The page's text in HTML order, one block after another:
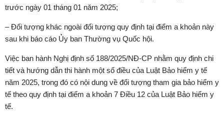
trước ngày 01 tháng 01 năm 2025;
– Đối tượng khác ngoài đối tượng quy định tại điểm a khoản này
sau khi báo cáo Ủy ban Thường vụ Quốc hội.
Việc ban hành Nghị định số 188/2025/NĐ-CP nhằm quy định chi
tiết và hướng dẫn thi hành một số điều của Luật Bảo hiểm y tế
năm 2025, trong đó có nội dung về đối tượng tham gia bảo hiểm y
tế theo quy định tại điểm a khoản 7 Điều 12 của Luật Bảo hiểm y
tế.